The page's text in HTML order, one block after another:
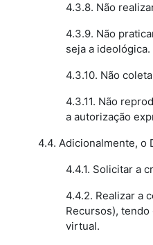
4.3.8. Não
4.3.9. Não
seja a ideológica.
4.3.10. Não
4.3.11. Não
a autorização
4.4. Adicionalmente, o
4.4.1. Solicitar a
4.4.2. Realizar a
Recursos),
virtual.